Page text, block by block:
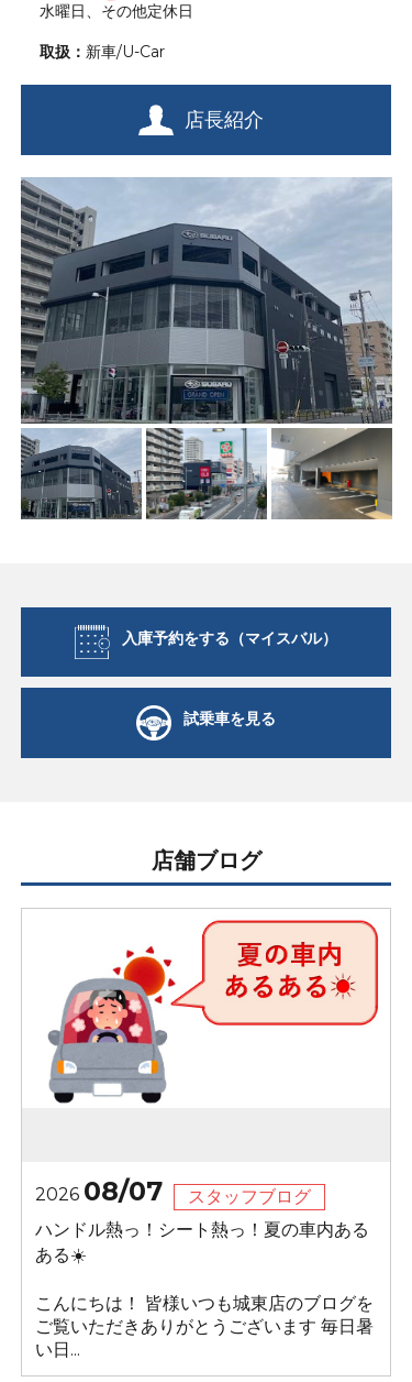
水曜日、その他定休日
取扱： 新車/U-Car
店長紹介
入庫予約をする（マイスバル）
試乗車を見る
店舗ブログ
2026 08/07
スタッフブログ
ハンドル熱っ！シート熱っ！夏の車内ある
ある☀️
こんにちは！ 皆様いつも城東店のブログを
ご覧いただきありがとうございます 毎日暑
い日...